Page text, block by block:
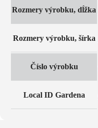
Rozmery výrobku, dĺžka
Rozmery výrobku, šírka
Číslo výrobku
Local ID Gardena